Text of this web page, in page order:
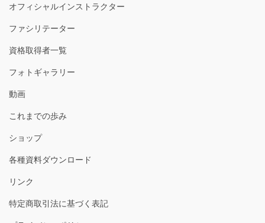
オフィシャルインストラクター
ファシリテーター
資格取得者一覧
フォトギャラリー
動画
これまでの歩み
ショップ
各種資料ダウンロード
リンク
特定商取引法に基づく表記